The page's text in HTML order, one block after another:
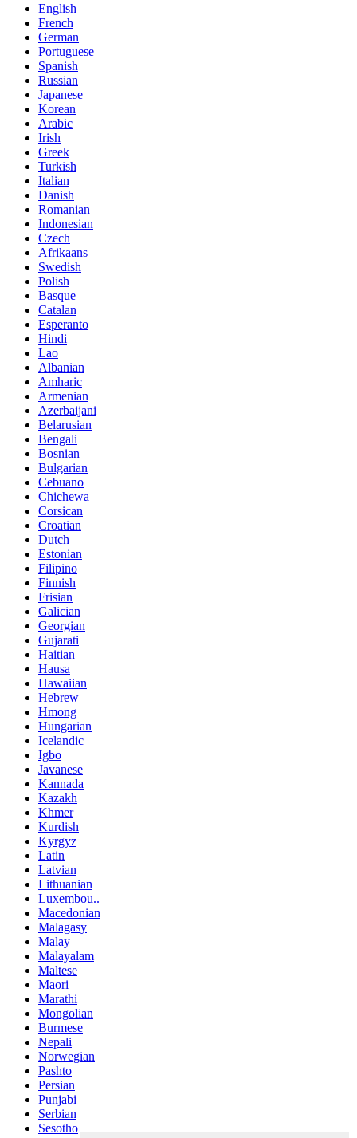
English
French
German
Portuguese
Spanish
Russian
Japanese
Korean
Arabic
Irish
Greek
Turkish
Italian
Danish
Romanian
Indonesian
Czech
Afrikaans
Swedish
Polish
Basque
Catalan
Esperanto
Hindi
Lao
Albanian
Amharic
Armenian
Azerbaijani
Belarusian
Bengali
Bosnian
Bulgarian
Cebuano
Chichewa
Corsican
Croatian
Dutch
Estonian
Filipino
Finnish
Frisian
Galician
Georgian
Gujarati
Haitian
Hausa
Hawaiian
Hebrew
Hmong
Hungarian
Icelandic
Igbo
Javanese
Kannada
Kazakh
Khmer
Kurdish
Kyrgyz
Latin
Latvian
Lithuanian
Luxembou..
Macedonian
Malagasy
Malay
Malayalam
Maltese
Maori
Marathi
Mongolian
Burmese
Nepali
Norwegian
Pashto
Persian
Punjabi
Serbian
Sesotho